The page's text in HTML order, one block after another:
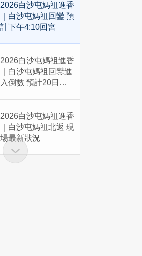
2026白沙屯媽祖進香
｜白沙屯媽祖回鑾 預
計下午4:10回宮
2026白沙屯媽祖進香
｜白沙屯媽祖回鑾進
入倒數 預計20日回
2026白沙屯媽祖進香
｜白沙屯媽祖北返 現
場最新狀況